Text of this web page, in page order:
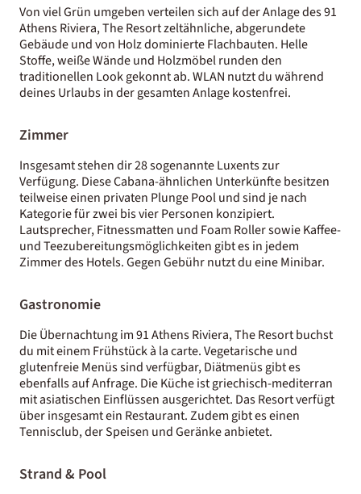
Von viel Grün umgeben verteilen sich auf der Anlage des 91
Athens Riviera, The Resort zeltähnliche, abgerundete
Gebäude und von Holz dominierte Flachbauten. Helle
Stoffe, weiße Wände und Holzmöbel runden den
traditionellen Look gekonnt ab. WLAN nutzt du während
deines Urlaubs in der gesamten Anlage kostenfrei.
Zimmer
Insgesamt stehen dir 28 sogenannte Luxents zur
Verfügung. Diese Cabana-ähnlichen Unterkünfte besitzen
teilweise einen privaten Plunge Pool und sind je nach
Kategorie für zwei bis vier Personen konzipiert.
Lautsprecher, Fitnessmatten und Foam Roller sowie Kaffee-
und Teezubereitungsmöglichkeiten gibt es in jedem
Zimmer des Hotels. Gegen Gebühr nutzt du eine Minibar.
Gastronomie
Die Übernachtung im 91 Athens Riviera, The Resort buchst
du mit einem Frühstück à la carte. Vegetarische und
glutenfreie Menüs sind verfügbar, Diätmenüs gibt es
ebenfalls auf Anfrage. Die Küche ist griechisch-mediterran
mit asiatischen Einflüssen ausgerichtet. Das Resort verfügt
über insgesamt ein Restaurant. Zudem gibt es einen
Tennisclub, der Speisen und Geränke anbietet.
Strand & Pool